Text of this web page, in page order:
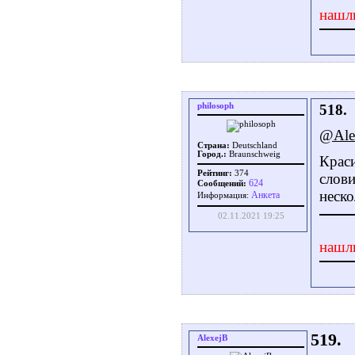
philosoph
Страна: Deutschland
Город.: Braunschweig
Рейтинг: 374
Сообщений: 624
Информация: Aнкета
02.11.2021 19:25
518.
AlexejB 519.